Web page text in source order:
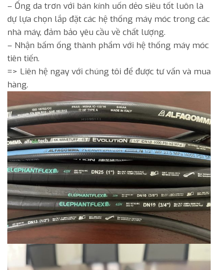
– Ống da trơn với bán kính uốn dẻo siêu tốt luôn là
dự lựa chọn lắp đặt các hệ thống máy móc trong các
nhà máy, đảm bảo yêu cầu về chất lượng.
– Nhận bấm ống thành phẩm với hệ thống máy móc
tiên tiến.
=> Liên hệ ngay với chúng tôi để được tư vấn và mua
hàng.